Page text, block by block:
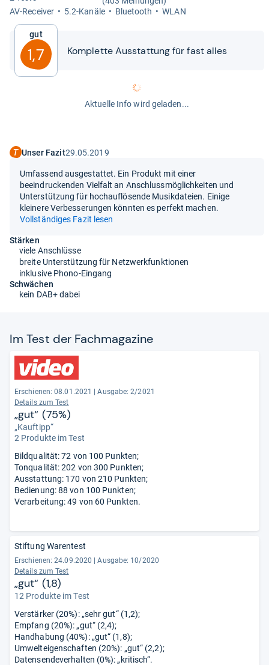
AV-​Recei­ver
5.2-​Kanäle Blue­tooth WLAN
Gut
1,7 Kom­plette Aus­stat­tung für fast alles
Aktuelle Info wird geladen...
Unser Fazit29.05.2019
Umfassend ausgestattet. Ein Produkt mit einer
beeindruckenden Vielfalt an Anschlussmöglichkeiten und
Unterstützung für hochauflösende Musikdateien. Einige
kleinere Verbesserungen könnten es perfekt machen.
Vollständiges Fazit lesen
Stärken
viele Anschlüsse
breite Unterstützung für Netzwerkfunktionen
inklusive Phono-Eingang
Schwächen
kein DAB+ dabei
Im Test der Fach­ma­ga­zine
Erschienen: 08.01.2021 | Ausgabe: 2/2021
Details zum Test
„gut“ (75%)
„Kauftipp“
2 Produkte im Test
Bildqualität: 72 von 100 Punkten;
Tonqualität: 202 von 300 Punkten;
Ausstattung: 170 von 210 Punkten;
Bedienung: 88 von 100 Punkten;
Verarbeitung: 49 von 60 Punkten.
Stiftung Warentest
Erschienen: 24.09.2020 | Ausgabe: 10/2020
Details zum Test
„gut“ (1,8)
12 Produkte im Test
Verstärker (20%): „sehr gut“ (1,2);
Empfang (20%): „gut“ (2,4);
Handhabung (40%): „gut“ (1,8);
Umwelteigenschaften (20%): „gut“ (2,2);
Datensendeverhalten (0%): „kritisch“.